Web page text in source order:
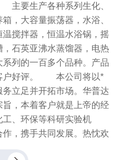
要生产各种系列生化、
，大容量振荡器，水浴、
搅拌器，恒温水浴锅，摇
石英亚沸水蒸馏器，电热
列的一百多个品种。产品
户好评。 本公司将以*
立足并开拓市场。华普达
，本着客户就是上帝的经
、环保等科研实验机
，携手共同发展。热忱欢